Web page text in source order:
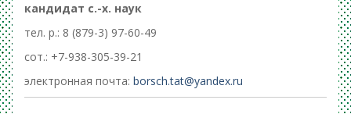
кандидат с.-х. наук
тел. р.: 8 (879-3) 97-60-49
сот.: +7-938-305-39-21
электронная почта: borsch.tat@yandex.ru